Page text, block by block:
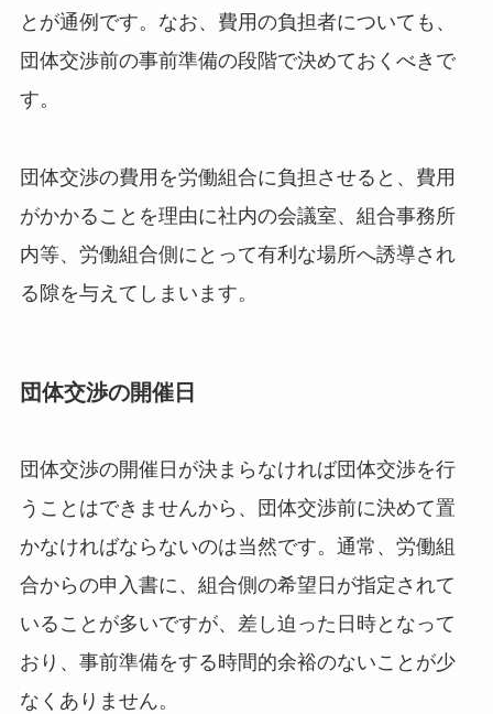
とが通例です。 なお、費用の負担者についても、
団体交渉前の事前準備の段階で決めておくべきで
す。
団体交渉の費用を労働組合に負担させると、 費用
がかかることを理由に社内の会議室、組合事務所
内等、労働組合側にとって有利な場所へ誘導され
る隙を与えてしまいます。
団体交渉の開催日
団体交渉の開催日が決まらなければ団体交渉を行
うことはできませんから、団体交渉前に決めて置
かなければならないのは当然です。通常、労働組
合からの申入書に、組合側の希望日が指定されて
いることが多いですが、差し迫った日時となって
おり、事前準備をする時間的余裕のないことが少
なくありません。